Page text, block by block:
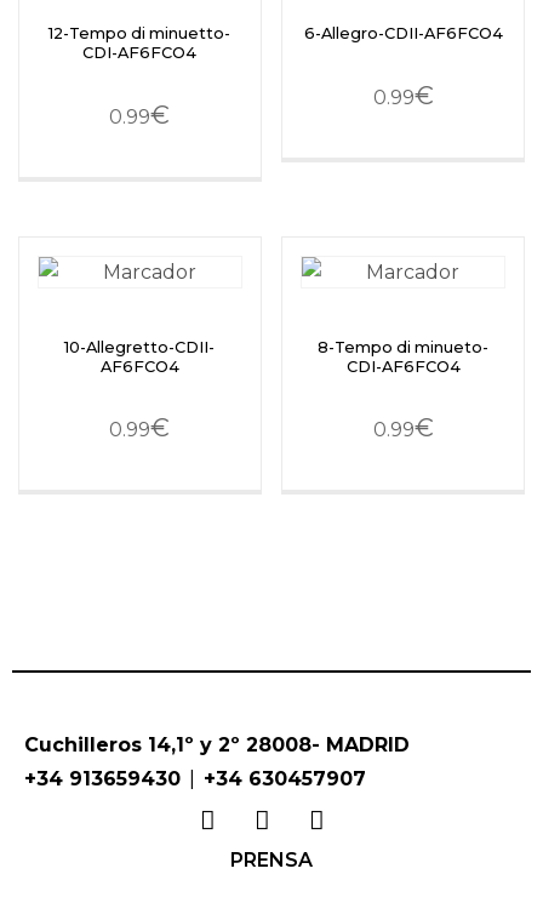
12-Tempo di minuetto-
CDI-AF6FCO4
0.99€
6-Allegro-CDII-AF6FCO4
0.99€
10-Allegretto-CDII-
AF6FCO4
0.99€
8-Tempo di minueto-
CDI-AF6FCO4
0.99€
Cuchilleros 14,1º y 2º 28008- MADRID
+34 913659430 | +34 630457907
PRENSA